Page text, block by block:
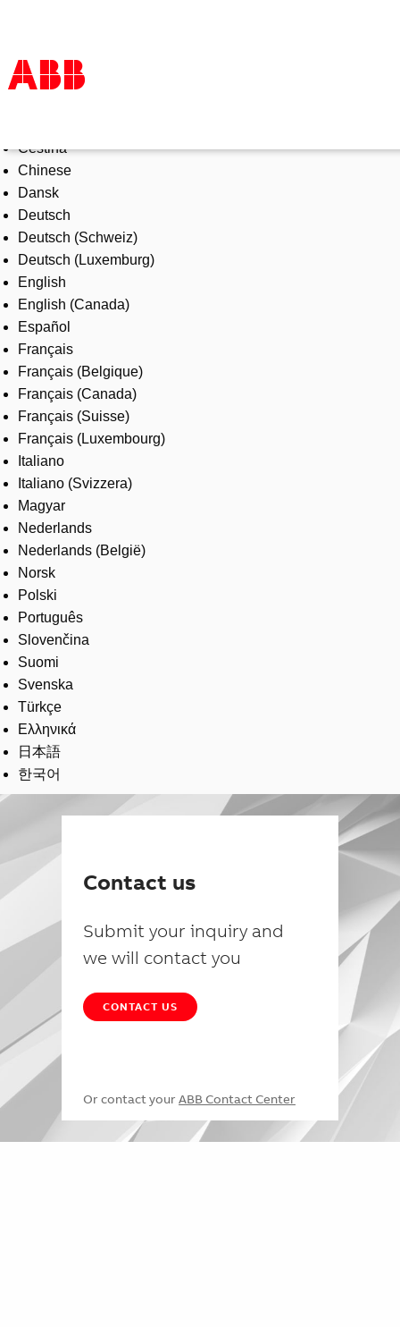
Products & Solutions
Industries
Services
About us
Where to buy
Contact us
Careers
Čeština
Chinese
Dansk
Deutsch
Deutsch (Schweiz)
Deutsch (Luxemburg)
English
English (Canada)
Español
Français
Français (Belgique)
Français (Canada)
Français (Suisse)
Français (Luxembourg)
Italiano
Italiano (Svizzera)
Magyar
Nederlands
Nederlands (België)
Norsk
Polski
Português
Slovenčina
Suomi
Svenska
Türkçe
Ελληνικά
日本語
한국어
Contact us
Submit your inquiry and
we will contact you
CONTACT US
Or contact your ABB Contact Center